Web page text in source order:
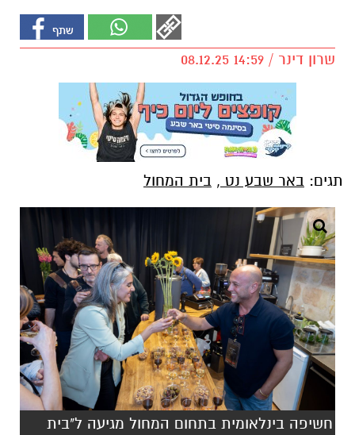
שרון דינר / 14:59 08.12.25
תגים: באר שבע נט , בית המחול
חשיפה בינלאומית בתחום המחול מגיעה ל"בית